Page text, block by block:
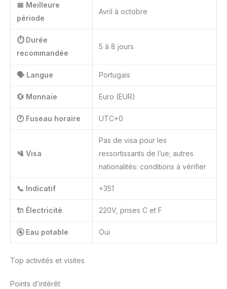
📅 Meilleure
période
Avril à octobre
⏱️ Durée
recommandée
5 à 8 jours
🗣️ Langue Portugais
💱 Monnaie Euro (EUR)
🕐 Fuseau horaire UTC+0
🛂 Visa
Pas de visa pour les
ressortissants de l’ue; autres
nationalités: conditions à vérifier
📞 Indicatif +351
🔌 Électricité 220V, prises C et F
🚰 Eau potable Oui
Top activités et visites
Points d’intérêt